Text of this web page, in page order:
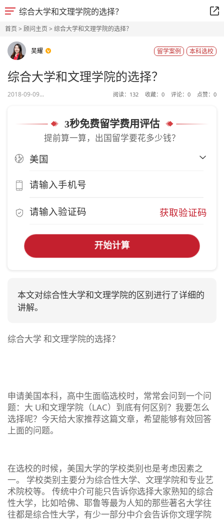
综合大学和文理学院的选择？
首页> 顾问主页> 综合大学和文理学院的选择？
吴耀 本科选校
留学案例
综合大学和文理学院的选择？
2018-09-09... 阅读： 132 收藏： 0 评论： 0 点赞： 0
3秒免费留学费用评估
提前算一算，出国留学要花多少钱？
获取验证码
开始计算
本文对综合性大学和文理学院的区别进行了详细的
讲解。
综合大学 和文理学院的选择？
申请美国本科，高中生面临选校时，常常会问到一个问
题：大 U和文理学院（LAC）到底有何区别？我要怎么
选择呢？今天给大家推荐这篇文章，希望能够有效回答
上面的问题。
在选校的时候，美国大学的学校类别也是考虑因素之
一。 学校类别主要分为综合性大学、文理学院和专业艺
术院校等。 传统中介可能只告诉你选择大家熟知的综合
性大学，比如哈佛、耶鲁等最为人知的那些著名大学往
往都是综合性大学，有少一部分中介会告诉你文理学院